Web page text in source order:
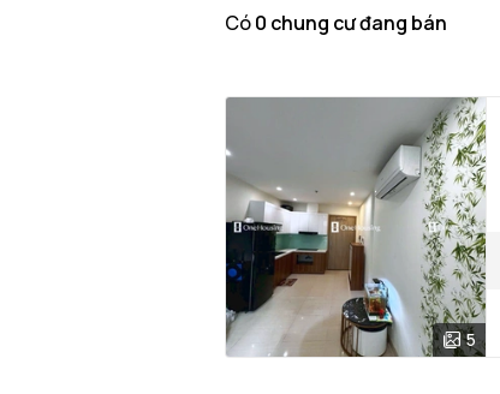
Có0 chung cưđang bán
5